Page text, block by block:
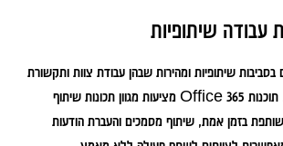
עבודה שיתופיות
שיתופיות ומהירות שבהן עבודת צוות ותקשורת
אפקטיביות הן חיוניות. תוכנות Office 365 מציעות מגוון תכונות שיתוף
בזמן אמת, שיתוף מסמכים והעברת הודעות